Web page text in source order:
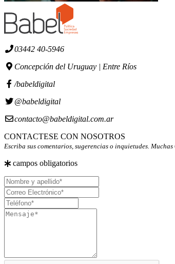
03442 40-5946
Concepción del Uruguay | Entre Ríos
/babeldigital
@babeldigital
contacto@babeldigital.com.ar
CONTACTESE CON NOSOTROS
Escriba sus comentarios, sugerencias o inquietudes. Muchas
campos obligatorios
Nombre
y
apellido
Correo
Electrónico
Teléfono
Mensaje